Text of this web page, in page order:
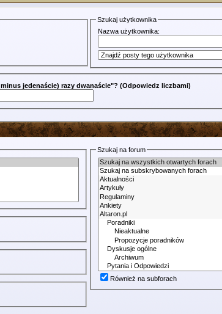
Szukaj użytkownika
Nazwa użytkownika:
jedenaście) razy dwanaście"? (Odpowiedz liczbami)
Szukaj na forum
Również na subforach